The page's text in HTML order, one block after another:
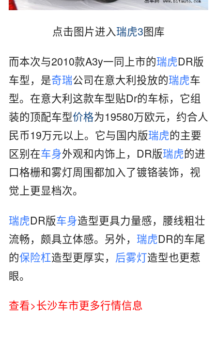
点击图片进入瑞虎3图库
而本次与2010款A3y一同上市的瑞虎DR版
车型，是奇瑞公司在意大利投放的瑞虎车
型。在意大利这款车型贴Dr的车标，它组
装的顶配车型价格为19580万欧元，约合人
民币19万元以上。它与国内版瑞虎的主要
区别在车身外观和内饰上，DR版瑞虎的进
口格栅和雾灯周围都加入了镀铬装饰，视
觉上更显档次。
瑞虎DR版车身造型更具力量感，腰线粗壮
流畅，颇具立体感。另外， 瑞虎DR的车尾
的保险杠造型更厚实， 后雾灯造型也更惹
眼。
查看>长沙车市更多行情信息